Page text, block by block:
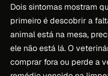
Dois sintomas mostram
primeiro é descobrir a
animal está na mesa,
ele não está lá. O
comprar fora ou perde a